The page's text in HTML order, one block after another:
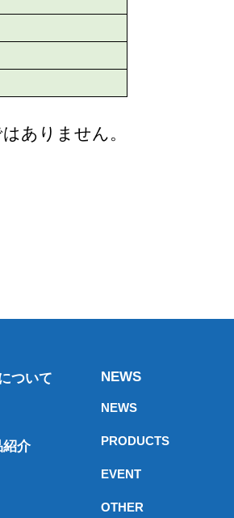
ありません。
ついて
紹介
NEWS
NEWS
PRODUCTS
EVENT
OTHER